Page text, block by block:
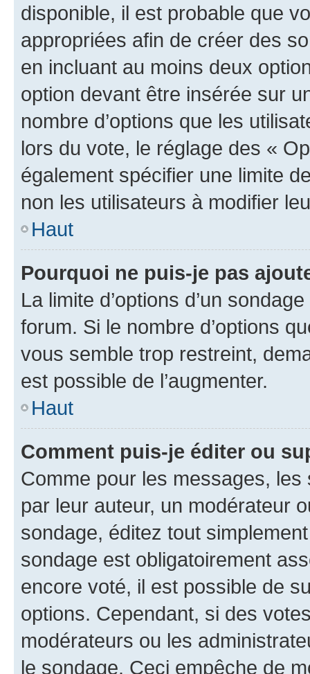
disponible, il est probable que
appropriées afin de créer des
en incluant au moins deux
option devant être insérée sur
nombre d’options que les
lors du vote, le réglage des «
également spécifier une limite
non les utilisateurs à modifier
Haut
Pourquoi ne puis-je pas
La limite d’options d’un
forum. Si le nombre d’options
vous semble trop restreint,
est possible de l’augmenter.
Haut
Comment puis-je éditer ou
Comme pour les messages,
par leur auteur, un modérateur
sondage, éditez tout
sondage est obligatoirement
encore voté, il est possible de
options. Cependant, si des
modérateurs ou les
le sondage. Ceci empêche de